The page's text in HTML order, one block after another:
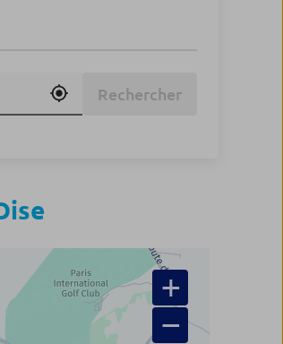
Utiliser ma position
Rechercher
+
−